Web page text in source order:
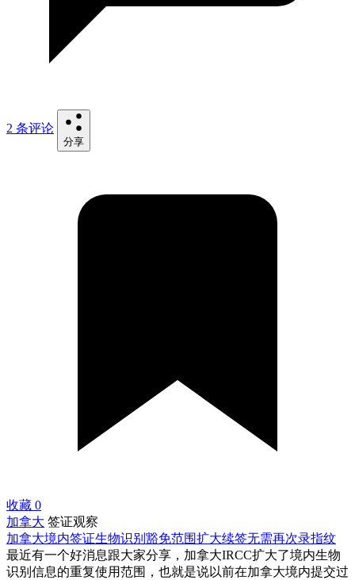
2 条评论
分享
收藏 0
加拿大 签证观察
加拿大境内签证生物识别豁免范围扩大续签无需再次录指纹
最近有一个好消息跟大家分享，加拿大IRCC扩大了境内生物
识别信息的重复使用范围，也就是说以前在加拿大境内提交过